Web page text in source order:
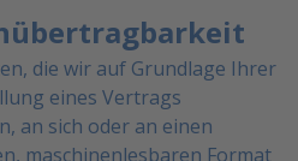
die wir auf Grundlage Ihrer
eines Vertrags
an sich oder an einen
maschinenlesbaren Format